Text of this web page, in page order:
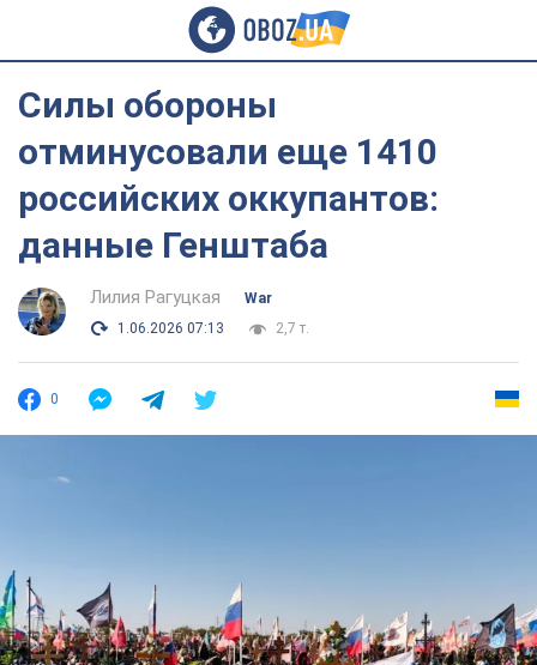
Силы обороны
отминусовали еще 1410
российских оккупантов:
данные Генштаба
Лилия Рагуцкая
War
1.06.2026 07:13
2,7 т.
0